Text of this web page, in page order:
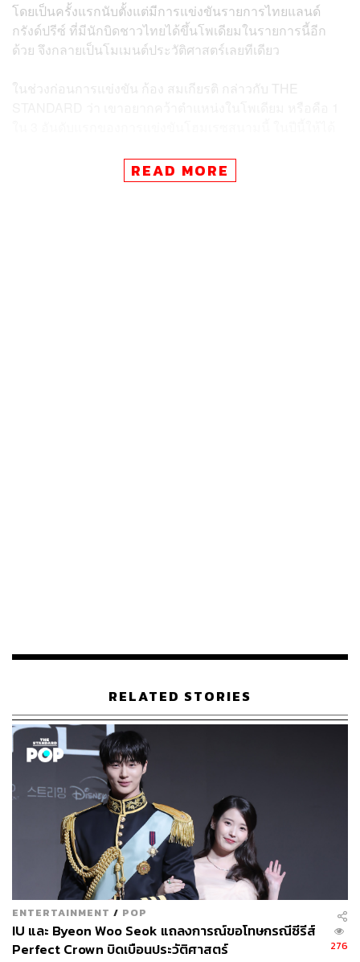
โดยเป็นครั้งแรกนับตั้งแต่มีการแข่งขันรายการไทยแลนด์
กรังด์ปรีซ์ ที่มีนักบิดชาวไทยได้ขึ้นโพเดียมในรายการนี้อีก
ด้วย จึงกลายเป็นโมเมนต์ประวัติศาสตร์เลยทีเดียว
ในช่วงก่อนการแข่งขัน ก้อง สมเกียรติ กล่าวกับ THE
และเมื่อเขาทำสำเร็จในสิ่งที่ตั้งใจไว้ ทีมงาน THE
STANDARD จึงไม่ลืมที่จะเก็บภาพความประทับใจที่เกิดขึ้น
READ MORE
RELATED STORIES
ENTERTAINMENT / POP
IU และ Byeon Woo Seok แถลงการณ์ขอโทษกรณีซีรีส์
Perfect Crown บิดเบือนประวัติศาสตร์
276